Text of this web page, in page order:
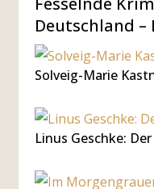
Deutschland –
Solveig-Marie
Linus Geschke: